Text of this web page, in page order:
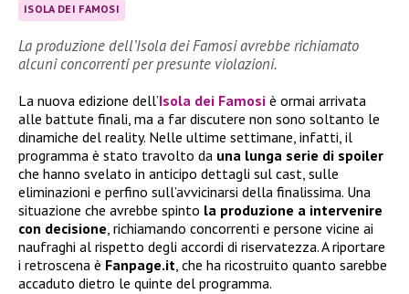
ISOLA DEI FAMOSI
La produzione dell’Isola dei Famosi avrebbe richiamato
alcuni concorrenti per presunte violazioni.
La nuova edizione dell’Isola dei Famosi è ormai arrivata
alle battute finali, ma a far discutere non sono soltanto le
dinamiche del reality. Nelle ultime settimane, infatti, il
programma è stato travolto da una lunga serie di spoiler
che hanno svelato in anticipo dettagli sul cast, sulle
eliminazioni e perfino sull’avvicinarsi della finalissima. Una
situazione che avrebbe spinto la produzione a intervenire
con decisione, richiamando concorrenti e persone vicine ai
naufraghi al rispetto degli accordi di riservatezza. A riportare
i retroscena è Fanpage.it, che ha ricostruito quanto sarebbe
accaduto dietro le quinte del programma.